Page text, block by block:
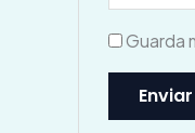
Guarda